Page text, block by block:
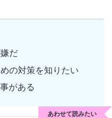
だ
の対策を知りたい
がある
あわせて読みたい